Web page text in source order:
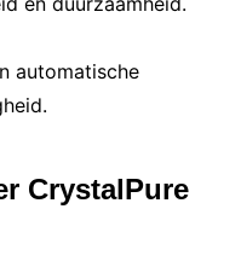
automatische
CrystalPure